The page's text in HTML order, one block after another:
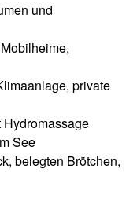
und
private
See
belegten Brötchen,